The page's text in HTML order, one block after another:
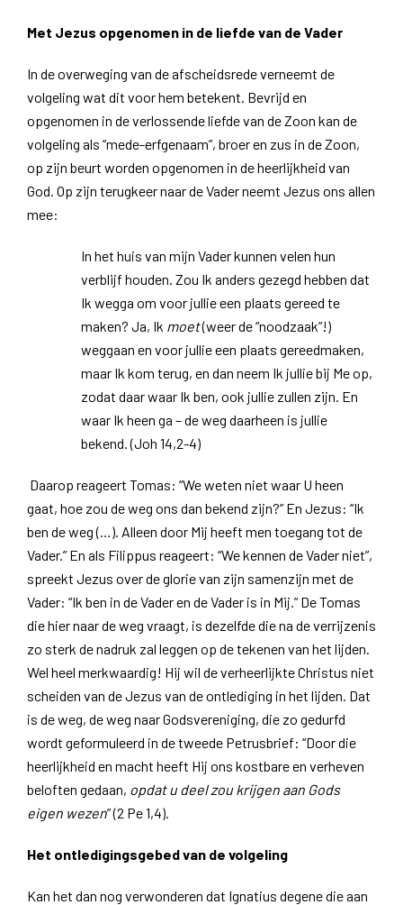
Met Jezus opgenomen in de liefde van de Vader
In de overweging van de afscheidsrede verneemt de
volgeling wat dit voor hem betekent. Bevrijd en
opgenomen in de verlossende liefde van de Zoon kan de
volgeling als “mede-erfgenaam”, broer en zus in de Zoon,
op zijn beurt worden opgenomen in de heerlijkheid van
God. Op zijn terugkeer naar de Vader neemt Jezus ons allen
mee:
In het huis van mijn Vader kunnen velen hun
verblijf houden. Zou Ik anders gezegd hebben dat
Ik wegga om voor jullie een plaats gereed te
maken? Ja, Ik moet(weer de “noodzaak”!)
weggaan en voor jullie een plaats gereedmaken,
maar Ik kom terug, en dan neem Ik jullie bij Me op,
zodat daar waar Ik ben, ook jullie zullen zijn. En
waar Ik heen ga – de weg daarheen is jullie
bekend. (Joh 14,2-4)
Daarop reageert Tomas: “We weten niet waar U heen
gaat, hoe zou de weg ons dan bekend zijn?” En Jezus: “Ik
ben de weg (…). Alleen door Mij heeft men toegang tot de
Vader.” En als Filippus reageert: “We kennen de Vader niet”,
spreekt Jezus over de glorie van zijn samenzijn met de
Vader: “Ik ben in de Vader en de Vader is in Mij.” De Tomas
die hier naar de weg vraagt, is dezelfde die na de verrijzenis
zo sterk de nadruk zal leggen op de tekenen van het lijden.
Wel heel merkwaardig! Hij wil de verheerlijkte Christus niet
scheiden van de Jezus van de ontlediging in het lijden. Dat
is de weg, de weg naar Godsvereniging, die zo gedurfd
wordt geformuleerd in de tweede Petrusbrief: “Door die
heerlijkheid en macht heeft Hij ons kostbare en verheven
beloften gedaan, opdat u deel zou krijgen aan Gods
eigen wezen” (2 Pe 1,4).
Het ontledigingsgebed van de volgeling
Kan het dan nog verwonderen dat Ignatius degene die aan